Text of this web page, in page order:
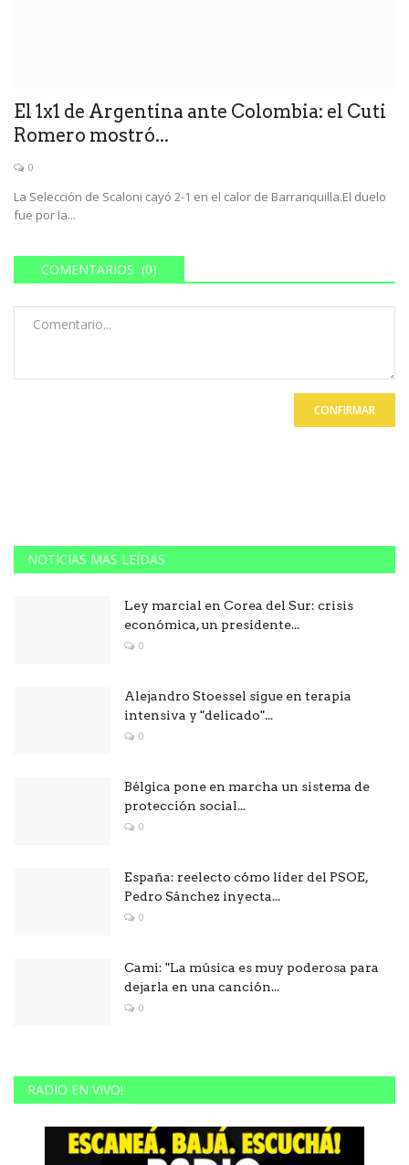
El 1x1 de Argentina ante Colombia: el Cuti
Romero mostró...
0
La Selección de Scaloni cayó 2-1 en el calor de Barranquilla.El duelo
fue por la...
COMENTARIOS (0)
CONFIRMAR
NOTICIAS MAS LEÍDAS
Ley marcial en Corea del Sur: crisis
económica, un presidente...
0
Alejandro Stoessel sigue en terapia
intensiva y "delicado"...
0
Bélgica pone en marcha un sistema de
protección social...
0
España: reelecto cómo líder del PSOE,
Pedro Sánchez inyecta...
0
Cami: "La música es muy poderosa para
dejarla en una canción...
0
RADIO EN VIVO!